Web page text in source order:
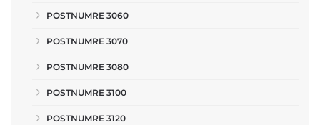
POSTNUMRE 3060
POSTNUMRE 3070
POSTNUMRE 3080
POSTNUMRE 3100
POSTNUMRE 3120